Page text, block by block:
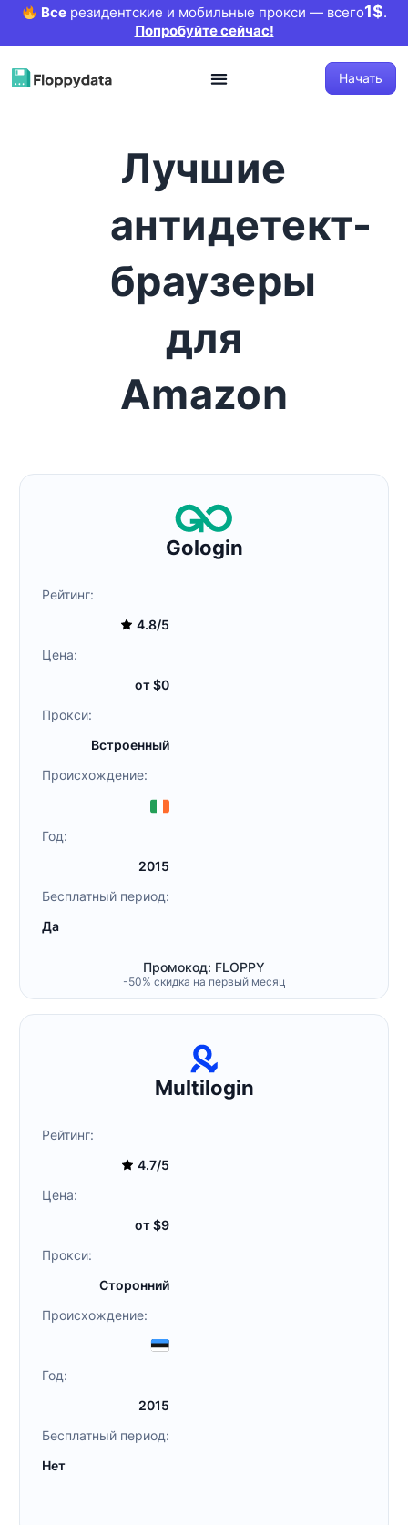
Всерезидентские и мобильные прокси — всего1$.
Попробуйте сейчас!
Начать
Лучшие
антидетект-
браузеры
для
Amazon
Gologin
Рейтинг:
4.8/5
Цена:
от $0
Прокси:
Встроенный
Происхождение:
Год:
2015
Бесплатный период:
Да
Промокод: FLOPPY
-50% скидка на первый месяц
Multilogin
Рейтинг:
4.7/5
Цена:
от $9
Прокси:
Сторонний
Происхождение:
Год:
2015
Бесплатный период:
Нет